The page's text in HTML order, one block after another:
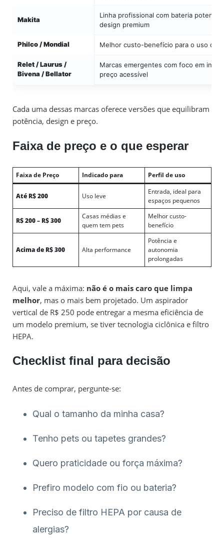
Makita
Linha profissional com bateria potente
design premium
Philco / Mondial Melhor custo-benefício para o uso
Relet / Laurus /
Bivena / Bellator
Marcas emergentes com foco em
preço acessível
Cada uma dessas marcas oferece versões que equilibram
potência, design e preço.
Faixa de preço e o que esperar
Faixa de Preço Indicado para Perfil de uso
Até R$ 200 Uso leve
Entrada, ideal para
espaços pequenos
R$ 200 – R$ 300
Casas médias e
quem tem pets
Melhor custo-
benefício
Acima de R$ 300 Alta performance
Potência e
autonomia
prolongadas
Aqui, vale a máxima: não é o mais caro que limpa
melhor, mas o mais bem projetado. Um aspirador
vertical de R$ 250 pode entregar a mesma eficiência de
um modelo premium, se tiver tecnologia ciclônica e filtro
HEPA.
Checklist final para decisão
Antes de comprar, pergunte-se:
Qual o tamanho da minha casa?
Tenho pets ou tapetes grandes?
Quero praticidade ou força máxima?
Prefiro modelo com fio ou bateria?
Preciso de filtro HEPA por causa de
alergias?